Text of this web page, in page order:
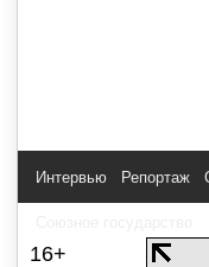
Интервью Репортаж
16+